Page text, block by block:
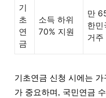
기
초
연
금
소득 하위
70% 지원
만
한민
거주
기초연금 신청 시에는
가 중요하며, 국민연금